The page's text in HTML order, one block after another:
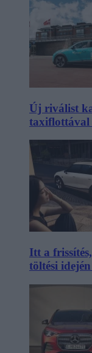
Új riválist
taxiflottával
Itt a
töltési